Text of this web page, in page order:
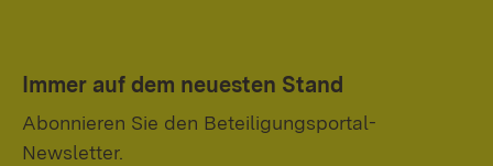
Immer auf dem neuesten Stand
Abonnieren Sie den Beteiligungsportal-
Newsletter.